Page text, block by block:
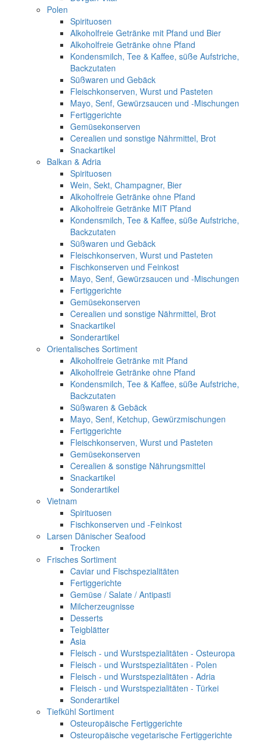
Polen
Spirituosen
Alkoholfreie Getränke mit Pfand und Bier
Alkoholfreie Getränke ohne Pfand
Kondensmilch, Tee & Kaffee, süße Aufstriche,
Backzutaten
Süßwaren und Gebäck
Fleischkonserven, Wurst und Pasteten
Mayo, Senf, Gewürzsaucen und -Mischungen
Fertiggerichte
Gemüsekonserven
Cerealien und sonstige Nährmittel, Brot
Snackartikel
Balkan & Adria
Spirituosen
Wein, Sekt, Champagner, Bier
Alkoholfreie Getränke ohne Pfand
Alkoholfreie Getränke MIT Pfand
Kondensmilch, Tee & Kaffee, süße Aufstriche,
Backzutaten
Süßwaren und Gebäck
Fleischkonserven, Wurst und Pasteten
Fischkonserven und Feinkost
Mayo, Senf, Gewürzsaucen und -Mischungen
Fertiggerichte
Gemüsekonserven
Cerealien und sonstige Nährmittel, Brot
Snackartikel
Sonderartikel
Orientalisches Sortiment
Alkoholfreie Getränke mit Pfand
Alkoholfreie Getränke ohne Pfand
Kondensmilch, Tee & Kaffee, süße Aufstriche,
Backzutaten
Süßwaren & Gebäck
Mayo, Senf, Ketchup, Gewürzmischungen
Fertiggerichte
Fleischkonserven, Wurst und Pasteten
Gemüsekonserven
Cerealien & sonstige Nährungsmittel
Snackartikel
Sonderartikel
Vietnam
Spirituosen
Fischkonserven und -Feinkost
Larsen Dänischer Seafood
Trocken
Frisches Sortiment
Caviar und Fischspezialitäten
Fertiggerichte
Gemüse / Salate / Antipasti
Milcherzeugnisse
Desserts
Teigblätter
Asia
Fleisch - und Wurstspezialitäten - Osteuropa
Fleisch - und Wurstspezialitäten - Polen
Fleisch - und Wurstspezialitäten - Adria
Fleisch - und Wurstspezialitäten - Türkei
Sonderartikel
Tiefkühl Sortiment
Osteuropäische Fertiggerichte
Osteuropäische vegetarische Fertiggerichte